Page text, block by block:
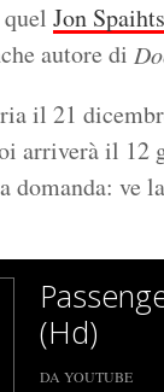
Jon Spaihts
autore di
il 21
arriverà il 12
ve
(Hd)
DA YOUTUBE